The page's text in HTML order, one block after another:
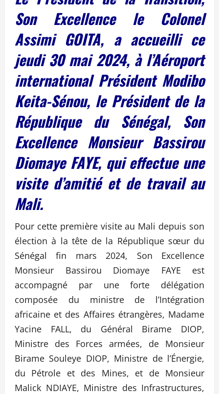
Son Excellence le Colonel
Assimi GOITA, a accueilli ce
jeudi 30 mai 2024, à l’Aéroport
international Président Modibo
Keita-Sénou, le Président de la
République du Sénégal, Son
Excellence Monsieur Bassirou
Diomaye FAYE, qui effectue une
visite d’amitié et de travail au
Mali.
Pour cette première visite au Mali depuis son
élection à la tête de la République sœur du
Sénégal fin mars 2024, Son Excellence
Monsieur Bassirou Diomaye FAYE est
accompagné par une forte délégation
composée du ministre de l’Intégration
africaine et des Affaires étrangères, Madame
Yacine FALL, du Général Birame DIOP,
Ministre des Forces armées, de Monsieur
Birame Souleye DIOP, Ministre de l’Énergie,
du Pétrole et des Mines, et de Monsieur
Malick NDIAYE, Ministre des Infrastructures,